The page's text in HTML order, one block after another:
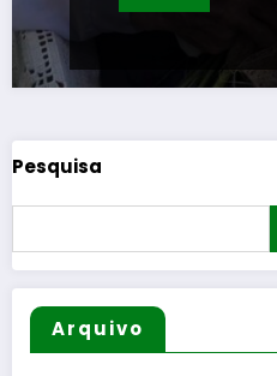
Pesquisa
Arquivo